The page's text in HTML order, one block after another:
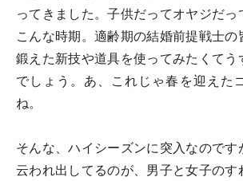
ってきました。子供だってオヤジだっ
こんな時期。適齢期の結婚前提戦士の
鍛えた新技や道具を使ってみたくてう
でしょう。あ、これじゃ春を迎えた
ね。
そんな、ハイシーズンに突入なのです
云われ出してるのが、男子と女子のす